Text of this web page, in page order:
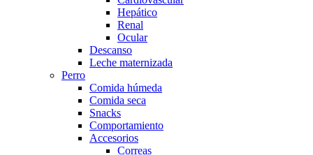
Hepático
Renal
Ocular
Descanso
Leche maternizada
Perro
Comida húmeda
Comida seca
Snacks
Comportamiento
Accesorios
Correas